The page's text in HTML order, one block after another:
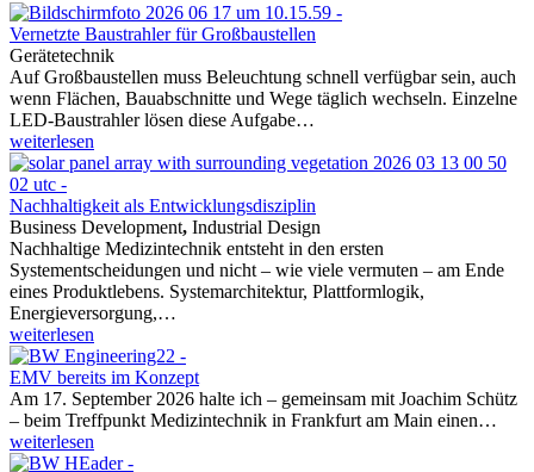
Vernetzte Baustrahler für Großbaustellen
Gerätetechnik
Auf Großbaustellen muss Beleuchtung schnell verfügbar sein, auch
wenn Flächen, Bauabschnitte und Wege täglich wechseln. Einzelne
LED-Baustrahler lösen diese Aufgabe…
weiterlesen
Nachhaltigkeit als Entwicklungsdisziplin
Business Development, Industrial Design
Nachhaltige Medizintechnik entsteht in den ersten
Systementscheidungen und nicht – wie viele vermuten – am Ende
eines Produktlebens. Systemarchitektur, Plattformlogik,
Energieversorgung,…
weiterlesen
EMV bereits im Konzept
Am 17. September 2026 halte ich – gemeinsam mit Joachim Schütz
– beim Treffpunkt Medizintechnik in Frankfurt am Main einen…
weiterlesen